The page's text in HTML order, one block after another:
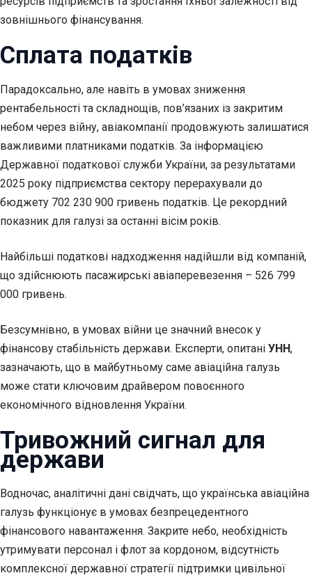
зовнішнього фінансування.
Сплата податків
Парадоксально, але навіть в умовах зниження
рентабельності та складнощів, пов’язаних із закритим
небом через війну, авіакомпанії продовжують залишатися
важливими платниками податків. За інформацією
Державної податкової служби України, за результатами
2025 року підприємства сектору перерахували до
бюджету 702 230 900 гривень податків. Це рекордний
показник для галузі за останні вісім років.
Найбільші податкові надходження надійшли від компаній,
що здійснюють пасажирські авіаперевезення – 526 799
000 гривень.
Безсумнівно, в умовах війни це значний внесок у
фінансову стабільність держави. Експерти, опитані УНН,
зазначають, що в майбутньому саме авіаційна галузь
може стати ключовим драйвером повоєнного
економічного відновлення України.
Тривожний сигнал для
держави
Водночас, аналітичні дані свідчать, що українська авіаційна
галузь функціонує в умовах безпрецедентного
фінансового навантаження. Закрите небо, необхідність
утримувати персонал і флот за кордоном, відсутність
комплексної державної стратегії підтримки цивільної